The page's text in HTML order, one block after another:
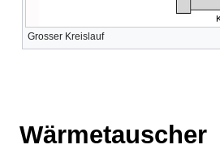
Grosser Kreislauf
Wärmetauscher